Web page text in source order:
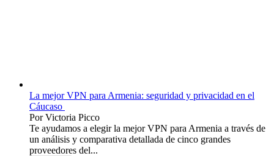
La mejor VPN para Armenia: seguridad y privacidad en el
Cáucaso
Por Victoria Picco
Te ayudamos a elegir la mejor VPN para Armenia a través de
un análisis y comparativa detallada de cinco grandes
proveedores del...